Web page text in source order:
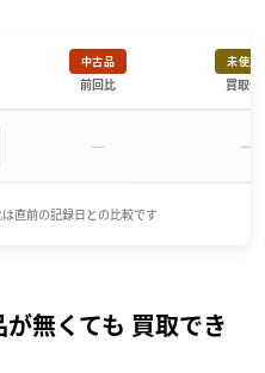
中古品
前回比
未使用
買取価
－ －
直前の記録日との比較です
無くても 買取でき